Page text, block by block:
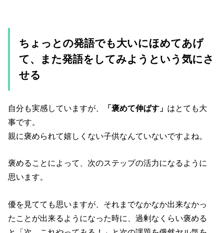
ちょっとの発語でも大いにほめてあげ
て、また発語をしてみようという気にさ
せる
自分も実感していますが、 「褒めて伸ばす」 はとても大
事です。
親に褒められて嬉しくない子供なんていないですよね。
褒めることによって、次のステップの活力になるように
思います。
優を見てても思いますが、それまでなかなか出来なかっ
たことが出来るようになった時に、過剰なくらい褒める